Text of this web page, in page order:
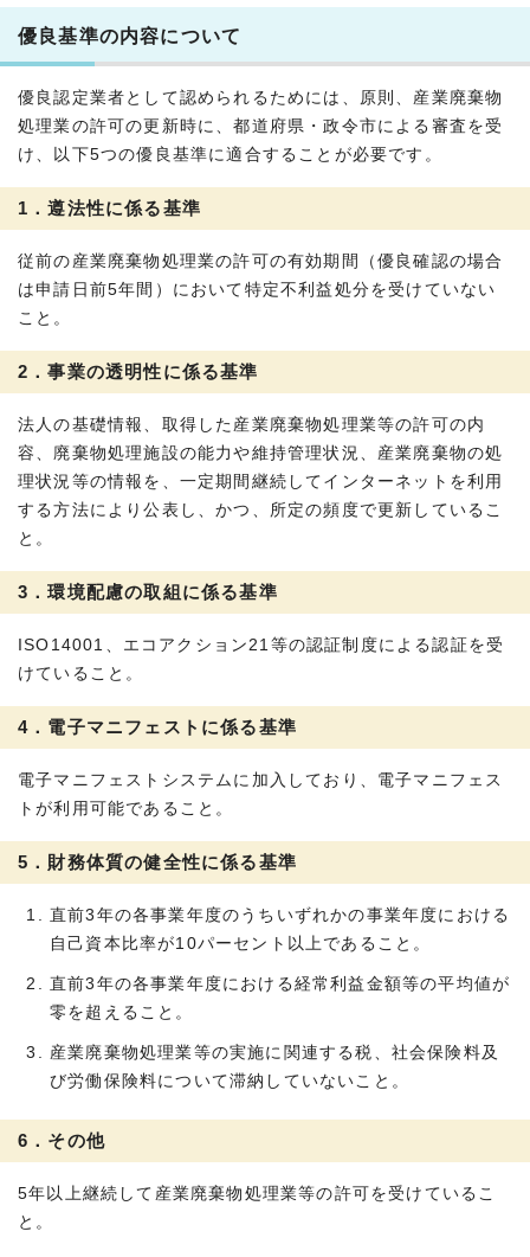
優良基準の内容について
優良認定業者として認められるためには、原則、産業廃棄物
処理業の許可の更新時に、都道府県・政令市による審査を受
け、以下5つの優良基準に適合することが必要です。
1．遵法性に係る基準
従前の産業廃棄物処理業の許可の有効期間（優良確認の場合
は申請日前5年間）において特定不利益処分を受けていない
こと。
2．事業の透明性に係る基準
法人の基礎情報、取得した産業廃棄物処理業等の許可の内
容、廃棄物処理施設の能力や維持管理状況、産業廃棄物の処
理状況等の情報を、一定期間継続してインターネットを利用
する方法により公表し、かつ、所定の頻度で更新しているこ
と。
3．環境配慮の取組に係る基準
ISO14001、エコアクション21等の認証制度による認証を受
けていること。
4．電子マニフェストに係る基準
電子マニフェストシステムに加入しており、電子マニフェス
トが利用可能であること。
5．財務体質の健全性に係る基準
直前3年の各事業年度のうちいずれかの事業年度における
自己資本比率が10パーセント以上であること。
直前3年の各事業年度における経常利益金額等の平均値が
零を超えること。
産業廃棄物処理業等の実施に関連する税、社会保険料及
び労働保険料について滞納していないこと。
6．その他
5年以上継続して産業廃棄物処理業等の許可を受けているこ
と。